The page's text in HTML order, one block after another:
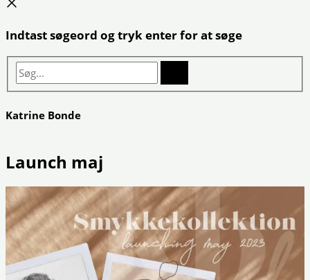
Indtast søgeord og tryk enter for at søge
Søg...
Katrine Bonde
Launch maj